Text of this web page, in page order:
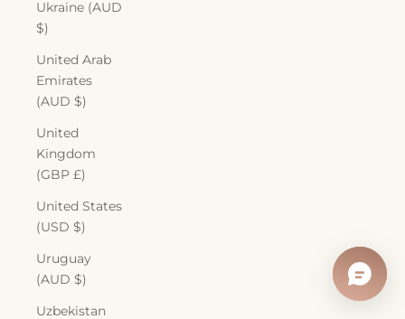
Ukraine (AUD
$)
United Arab
Emirates
(AUD $)
United
Kingdom
(GBP £)
United States
(USD $)
Uruguay
(AUD $)
Uzbekistan